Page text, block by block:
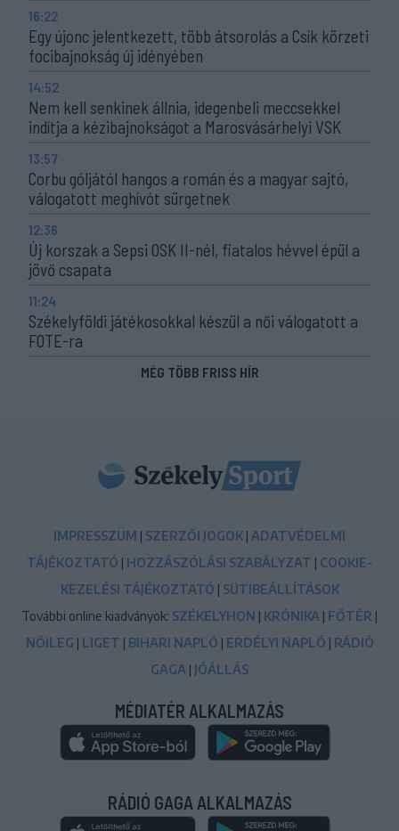
16:22
Egy újonc jelentkezett, több átsorolás a Csík körzeti
focibajnokság új idényében
14:52
Nem kell senkinek állnia, idegenbeli meccsekkel
indítja a kézibajnokságot a Marosvásárhelyi VSK
13:57
Corbu góljától hangos a román és a magyar sajtó,
válogatott meghívót sürgetnek
12:36
Új korszak a Sepsi OSK II-nél, fiatalos hévvel épül a
jövő csapata
11:24
Székelyföldi játékosokkal készül a női válogatott a
FOTE-ra
MÉG TÖBB FRISS HÍR
IMPRESSZUM | SZERZŐI JOGOK | ADATVÉDELMI
TÁJÉKOZTATÓ | HOZZÁSZÓLÁSI SZABÁLYZAT | COOKIE-
KEZELÉSI TÁJÉKOZTATÓ | SÜTIBEÁLLÍTÁSOK
További online kiadványok: SZÉKELYHON | KRÓNIKA | FŐTÉR |
NŐILEG | LIGET | BIHARI NAPLÓ | ERDÉLYI NAPLÓ | RÁDIÓ
GAGA | JÓÁLLÁS
MÉDIATÉR ALKALMAZÁS
RÁDIÓ GAGA ALKALMAZÁS